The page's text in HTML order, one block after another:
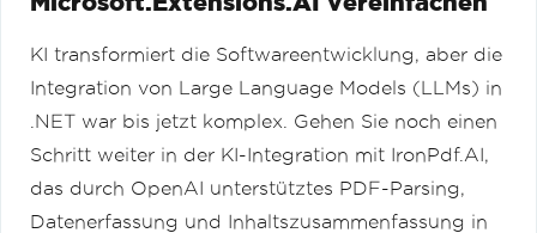
KI transformiert die Softwareentwicklung, aber die
Integration von Large Language Models (LLMs) in
.NET war bis jetzt komplex. Gehen Sie noch einen
Schritt weiter in der KI-Integration mit IronPdf.AI,
das durch OpenAI unterstütztes PDF-Parsing,
Datenerfassung und Inhaltszusammenfassung in